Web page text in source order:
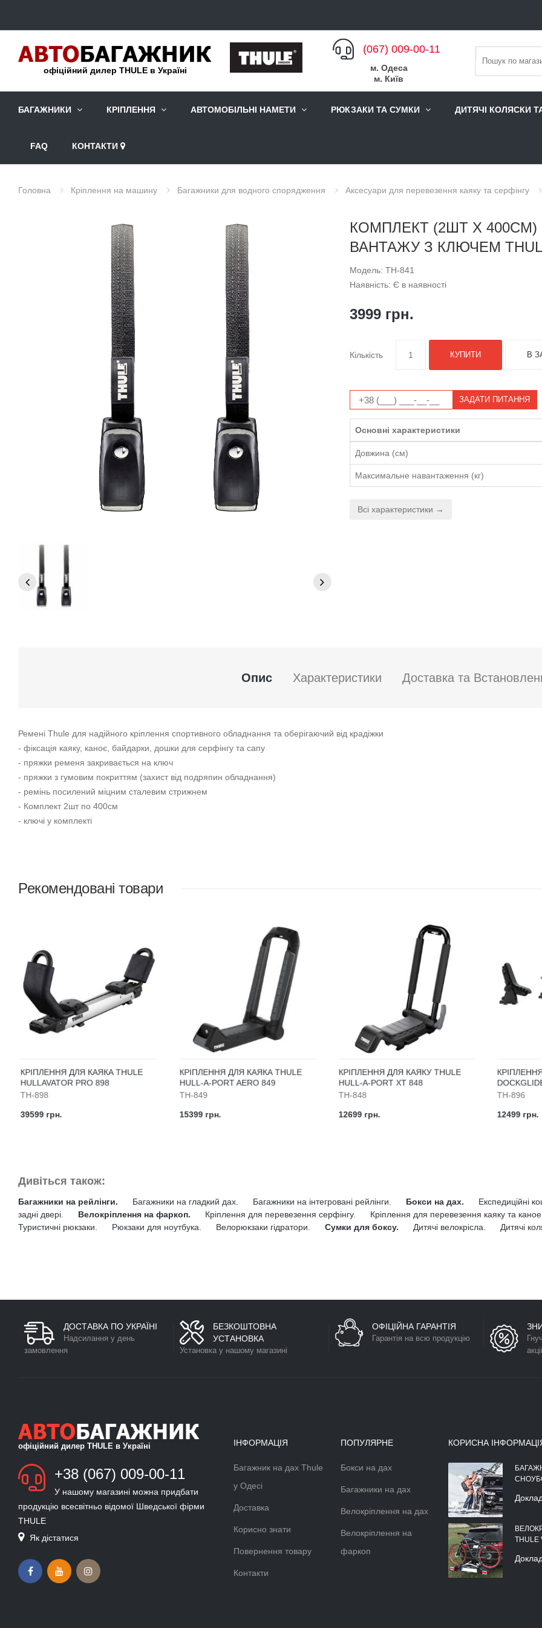
офіційний дилер THULE в Україні
(067) 009-00-11
м. Одеса
м. Київ
БАГАЖНИКИ КРІПЛЕННЯ АВТОМОБІЛЬНІ НАМЕТИ РЮКЗАКИ ТА СУМКИ ДИТЯЧІ КОЛЯСКИ
FAQ КОНТАКТИ
Головна Кріплення на машину Багажники для водного спорядження Аксесуари для перевезення каяку та серфінгу
КОМПЛЕКТ (2ШТ Х
ВАНТАЖУ З КЛЮЧЕМ
Модель: TH-841
Наявність: Є в наявності
3999 грн.
Кількість КУПИТИ В
ЗАДАТИ ПИТАННЯ
Основні характеристики
Довжина (см)
Максимальне навантаження (кг)
Всі характеристики →
Опис Характеристики Доставка та
Ремені Thule для надійного кріплення спортивного обладнання та оберігаючий від крадіжки
- фіксація каяку, каноє, байдарки, дошки для серфінгу та сапу
- пряжки ременя закривається на ключ
- пряжки з гумовим покриттям (захист від подряпин обладнання)
- ремінь посилений міцним сталевим стрижнем
- Комплект 2шт по 400см
- ключі у комплекті
Рекомендовані товари
КРІПЛЕННЯ ДЛЯ КАЯКА THULE
HULLAVATOR PRO 898
TH-898
39599 грн.
КРІПЛЕННЯ ДЛЯ КАЯКА THULE
HULL-A-PORT AERO 849
TH-849
15399 грн.
КРІПЛЕННЯ ДЛЯ КАЯКУ THULE
HULL-A-PORT XT 848
TH-848
12699 грн.
TH-896
12499 грн.
Дивіться також:
Багажники на рейлінги. Багажники на гладкий дах. Багажники на інтегровані рейлінги. Бокси на дах.
Експедиційні
задні двері.
Велокріплення на фаркоп. Кріплення для перевезення серфінгу.
Кріплення для перевезення каяку та
Туристичні рюкзаки.
Рюкзаки для ноутбука. Велорюкзаки гідратори. Сумки для боксу. Дитячі велокрісла. Дитячі
ДОСТАВКА ПО УКРАЇНІ
Надсилання у день
замовлення
БЕЗКОШТОВНА
УСТАНОВКА
Установка у нашому магазині
ОФІЦІЙНА ГАРАНТІЯ
Гарантія на всю продукцію
офіційний дилер THULE в Україні
+38 (067) 009-00-11
У нашому магазині можна придбати
продукцію всесвітньо відомої Шведської фірми
THULE
Як дістатися
ІНФОРМАЦІЯ
Багажник на дах Thule
у Одесі
Доставка
Корисно знати
Повернення товару
Контакти
ПОПУЛЯРНЕ
Бокси на дах
Багажники на дах
Велокріплення на дах
Велокріплення на
фаркоп
КОРИСНА
БАГАЖНИК ДЛЯ ЛИЖ ТА
СНОУБОРДУ
Докладніше >>
ВЕЛОКРІПЛЕННЯ ФАРКОП
АЕРОДИНАМІЧНІЙ БОКС НА
THULE